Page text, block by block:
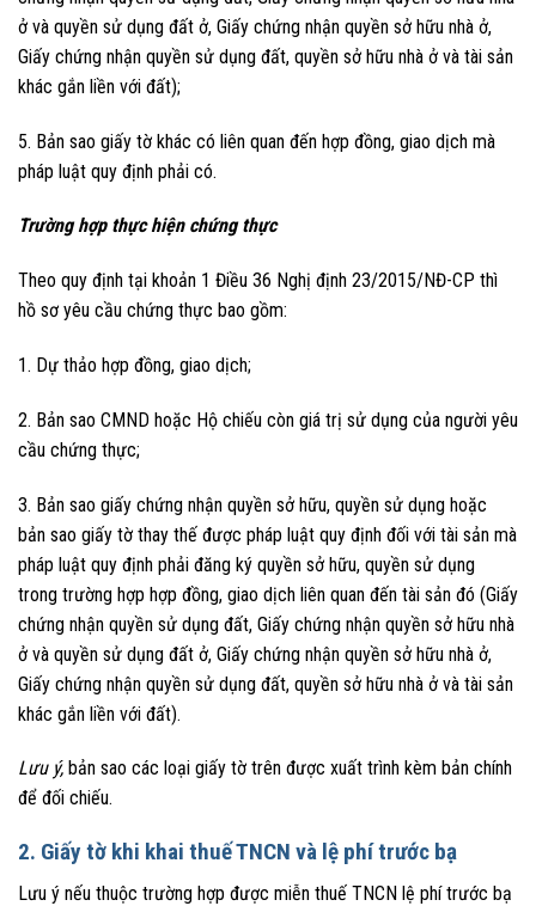
ở và quyền sử dụng đất ở, Giấy chứng nhận quyền sở hữu nhà ở,
Giấy chứng nhận quyền sử dụng đất, quyền sở hữu nhà ở và tài sản
khác gắn liền với đất);
5. Bản sao giấy tờ khác có liên quan đến hợp đồng, giao dịch mà
pháp luật quy định phải có.
Trường hợp thực hiện chứng thực
Theo quy định tại khoản 1 Điều 36 Nghị định 23/2015/NĐ-CP thì
hồ sơ yêu cầu chứng thực bao gồm:
1. Dự thảo hợp đồng, giao dịch;
2. Bản sao CMND hoặc Hộ chiếu còn giá trị sử dụng của người yêu
cầu chứng thực;
3. Bản sao giấy chứng nhận quyền sở hữu, quyền sử dụng hoặc
bản sao giấy tờ thay thế được pháp luật quy định đối với tài sản mà
pháp luật quy định phải đăng ký quyền sở hữu, quyền sử dụng
trong trường hợp hợp đồng, giao dịch liên quan đến tài sản đó (Giấy
chứng nhận quyền sử dụng đất, Giấy chứng nhận quyền sở hữu nhà
ở và quyền sử dụng đất ở, Giấy chứng nhận quyền sở hữu nhà ở,
Giấy chứng nhận quyền sử dụng đất, quyền sở hữu nhà ở và tài sản
khác gắn liền với đất).
Lưu ý, bản sao các loại giấy tờ trên được xuất trình kèm bản chính
để đối chiếu.
2. Giấy tờ khi khai thuế TNCN và lệ phí trước bạ
Lưu ý nếu thuộc trường hợp được miễn thuế TNCN lệ phí trước bạ